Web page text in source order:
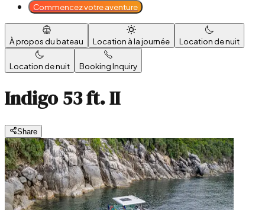
Commencez votre aventure
À propos du bateau Location à la journée Location de nuit
Location de nuit Booking Inquiry
Indigo 53 ft. II
Share